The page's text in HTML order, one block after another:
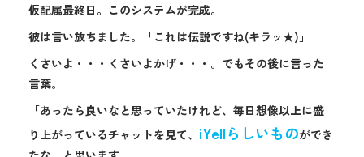
仮配属最終日。このシステムが完成。
彼は言い放ちました。「これは伝説ですね(キラッ★)」
くさいよ・・・くさいよかげ・・・。でもその後に言った
言葉。
「あったら良いなと思っていたけれど、毎日想像以上に盛
り上がっているチャットを見て、 iYellらしいものができ